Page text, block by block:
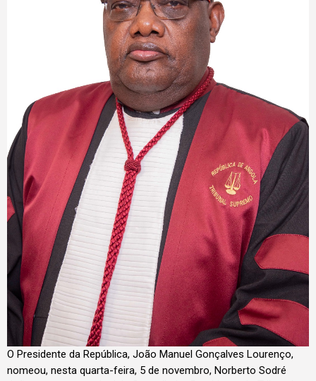
O Presidente da República, João Manuel Gonçalves Lourenço,
nomeou, nesta quarta-feira, 5 de novembro, Norberto Sodré